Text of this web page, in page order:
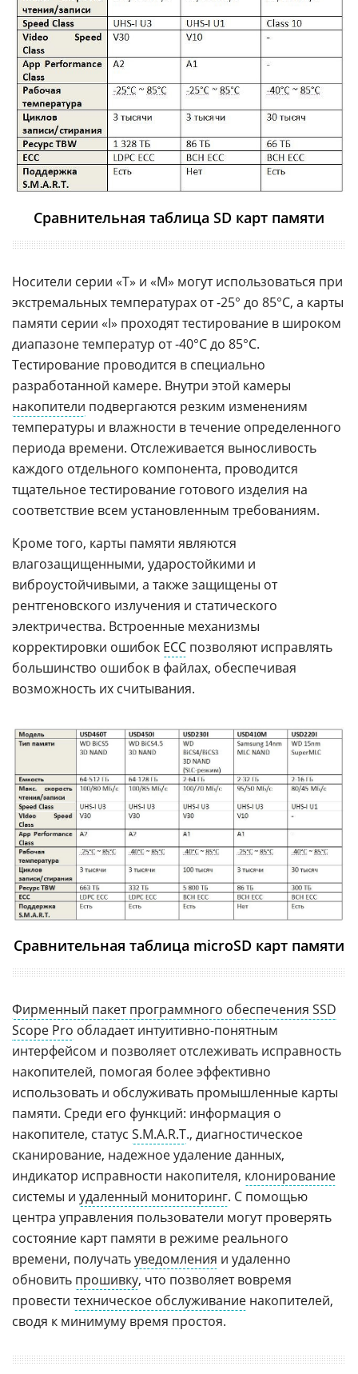
Сравнительная таблица SD карт памяти
Носители серии «T» и «М» могут использоваться при
экстремальных температурах от -25° до 85°C, а карты
памяти серии «I» проходят тестирование в широком
диапазоне температур от -40°C до 85°C.
Тестирование проводится в специально
разработанной камере. Внутри этой камеры
накопители подвергаются резким изменениям
температуры и влажности в течение определенного
периода времени. Отслеживается выносливость
каждого отдельного компонента, проводится
тщательное тестирование готового изделия на
соответствие всем установленным требованиям.
Кроме того, карты памяти являются
влагозащищенными, ударостойкими и
виброустойчивыми, а также защищены от
рентгеновского излучения и статического
электричества. Встроенные механизмы
корректировки ошибок ECC позволяют исправлять
большинство ошибок в файлах, обеспечивая
возможность их считывания.
Сравнительная таблица microSD карт памяти
Фирменный пакет программного обеспечения SSD
Scope Pro обладает интуитивно-понятным
интерфейсом и позволяет отслеживать исправность
накопителей, помогая более эффективно
использовать и обслуживать промышленные карты
памяти. Среди его функций: информация о
накопителе, статус S.M.A.R.T., диагностическое
сканирование, надежное удаление данных,
индикатор исправности накопителя, клонирование
системы и удаленный мониторинг. С помощью
центра управления пользователи могут проверять
состояние карт памяти в режиме реального
времени, получатьуведомления и удаленно
обновить прошивку, что позволяет вовремя
провести техническое обслуживание накопителей,
сводя к минимуму время простоя.